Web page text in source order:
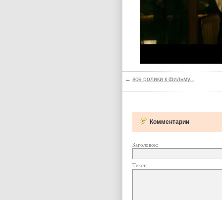
← все ролики к фильму...
Комментарии
Заголовок:
Текст: